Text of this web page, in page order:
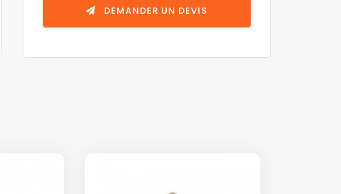
DEMANDER UN DEVIS